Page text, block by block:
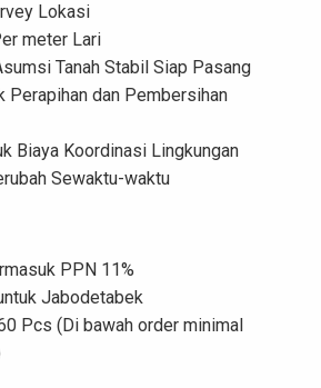
Lokasi
meter Lari
Tanah Stabil Siap Pasang
Perapihan dan Pembersihan
Biaya Koordinasi Lingkungan
Sewaktu-waktu
PPN 11%
Jabodetabek
Pcs (Di bawah order minimal